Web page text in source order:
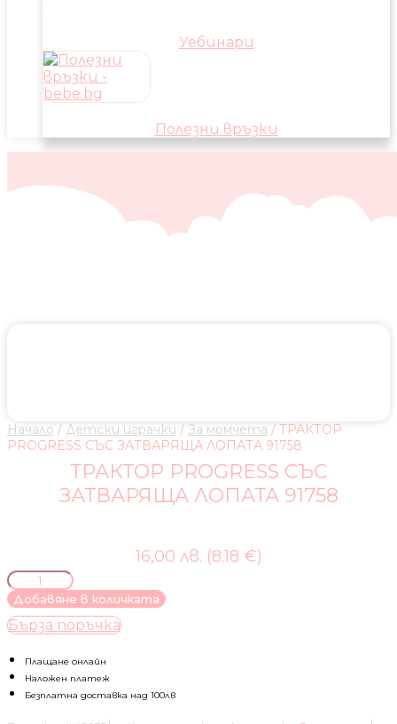
Уебинари
Полезни връзки
Начало / Детски играчки / За момчета / ТРАКТОР
PROGRESS СЪС ЗАТВАРЯЩА ЛОПАТА 91758
ТРАКТОР PROGRESS СЪС
ЗАТВАРЯЩА ЛОПАТА 91758
16,00 лв. (8.18 €)
количество
за
ТРАКТОР
PROGRESS
ЗАТВАРЯЩА
ЛОПАТА
91758
Добавяне в количката
Бърза поръчка
Плащане онлайн
Наложен платеж
Безплатна доставка над 100лв